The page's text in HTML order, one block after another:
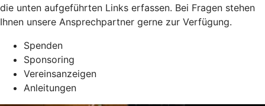
die unten aufgeführten Links erfassen. Bei Fragen stehen
Ihnen unsere Ansprechpartner gerne zur Verfügung.
Spenden
Sponsoring
Vereinsanzeigen
Anleitungen